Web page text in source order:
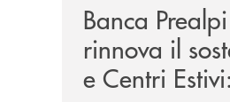
Banca
rinnova il
e Centri